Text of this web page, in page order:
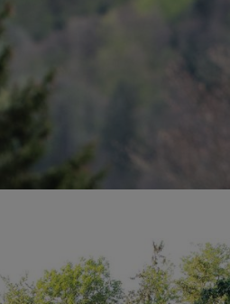
et des fonctions à titre bénévole.
propriétaire, fait partie